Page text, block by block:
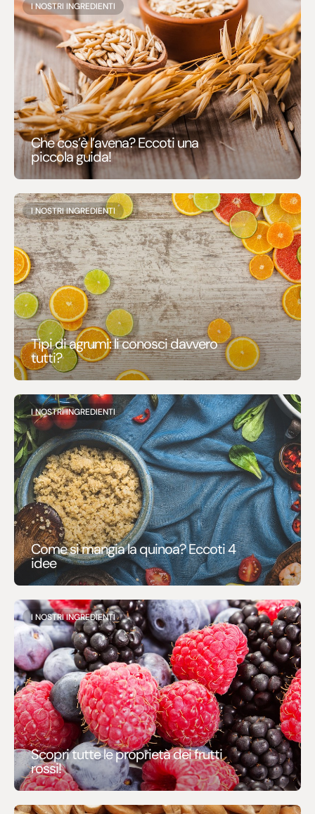
I NOSTRI INGREDIENTI
Che cos’è l’avena? Eccoti una
piccola guida!
I NOSTRI INGREDIENTI
Tipi di agrumi: li conosci davvero
tutti?
I NOSTRI INGREDIENTI
Come si mangia la quinoa? Eccoti 4
idee
I NOSTRI INGREDIENTI
Scopri tutte le proprietà dei frutti
rossi!